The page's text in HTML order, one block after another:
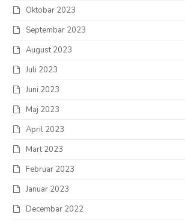
Oktobar 2023
Septembar 2023
August 2023
Juli 2023
Juni 2023
Maj 2023
April 2023
Mart 2023
Februar 2023
Januar 2023
Decembar 2022